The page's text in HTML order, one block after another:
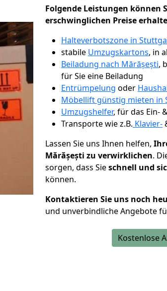
Folgende Leistungen können
erschwinglichen Preise
Halteverbotszone in
stabile Umzugskartons, in
Beiladung nach Mărășești,
für Sie eine Beiladung
Entrümpelung oder
Möbellift günstig mieten in
Umzugshelfer, für das Ein-
Transporte wie z.B. Klavier-
Lassen Sie uns Ihnen helfen,
Mărășești zu verwirklichen.
sorgen, dass Sieschnell und
können.
Kontaktieren Sie uns noch
und unverbindliche Angebote
Kostenlose